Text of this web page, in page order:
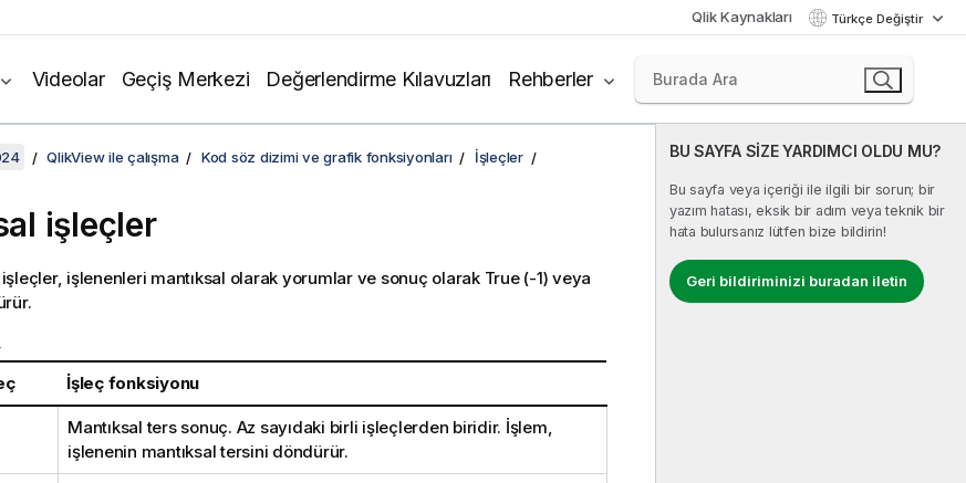
Qlik Kaynakları Türkçe Değiştir
Videolar Geçiş Merkezi Değerlendirme Kılavuzları Rehberler
BU SAYFA SİZE YARDIMCI OLDU MU?
Bu sayfa veya içeriği ile ilgili bir sorun; bir
yazım hatası, eksik bir adım veya teknik bir
hata bulursanız lütfen bize bildirin!
Geri bildiriminizi buradan iletin
QlikView ile çalışma Kod söz dizimi ve grafik fonksiyonları İşleçler
işleçler
işleçler, işlenenleri mantıksal olarak yorumlar ve sonuç olarak True(-1) veya
İşleç fonksiyonu
Mantıksal ters sonuç. Az sayıdaki birli işleçlerden biridir. İşlem,
işlenenin mantıksal tersini döndürür.